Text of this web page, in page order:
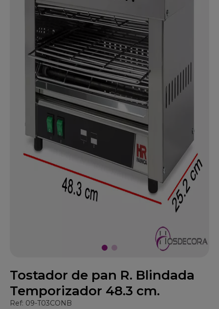
Tostador de pan R. Blindada
Temporizador 48.3 cm.
Ref: 09-T03CONB